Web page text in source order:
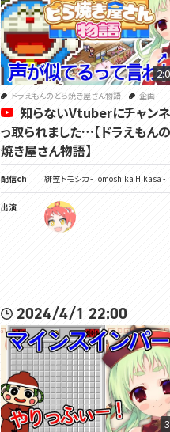
ドラえもんのどら焼き屋さん物語 企画
知らないVtuberにチャン
っ取られました…【ドラえもん
焼き屋さん物語】
配信ch 緋笠トモシカ - Tomoshika Hikasa -
出演
2024/4/1 22:00